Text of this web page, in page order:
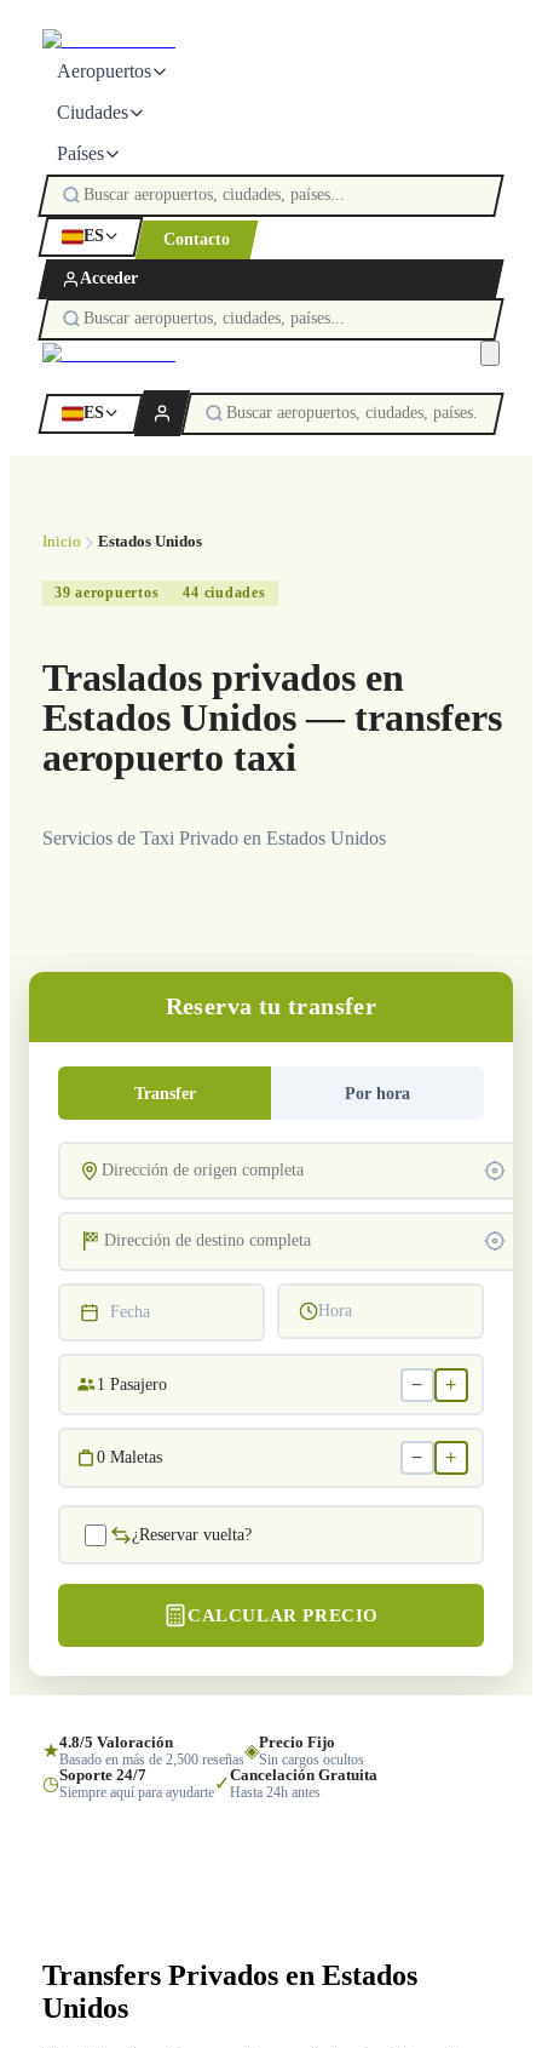
Aeropuertos
Ciudades
Países
ES Contacto
Acceder
ES
Inicio Estados Unidos
39 aeropuertos 44 ciudades
Traslados privados en
Estados Unidos — transfers
aeropuerto taxi
Servicios de Taxi Privado en Estados Unidos
Reserva tu transfer
Transfer Por hora
Fecha Hora
1 Pasajero − +
0 Maletas − +
¿Reservar vuelta?
CALCULAR PRECIO
★4.8/5 Valoración
Basado en más de 2,500 reseñas◈Precio Fijo
Sin cargos ocultos
◷Soporte 24/7
Siempre aquí para ayudarte✓Cancelación Gratuita
Hasta 24h antes
Transfers Privados en Estados
Unidos